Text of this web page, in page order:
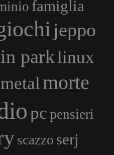
famiglia
jeppo
parklinux
metal morte
pc pensieri
scazzo serj